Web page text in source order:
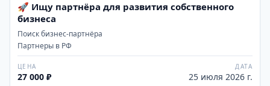
🚀 Ищу партнёра для развития собственного
бизнеса
Поиск бизнес-партнёра
Партнеры в РФ
ЦЕНА
27 000 ₽
ДАТА
25 июля 2026 г.